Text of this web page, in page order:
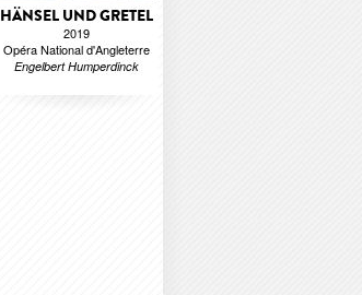
HÄNSEL UND GRETEL
2019
Opéra National d'Angleterre
Engelbert Humperdinck